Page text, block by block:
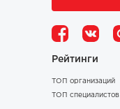
Рейтинги
ТОП организаций
ТОП специалистов